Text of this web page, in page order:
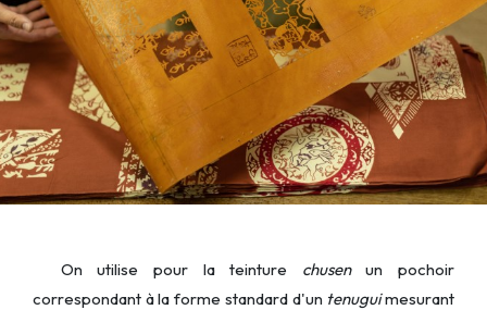
On utilise pour la teinture chusenun pochoir
correspondant à la forme standard d'un tenuguimesurant